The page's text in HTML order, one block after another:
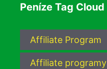
Peníze Tag Cloud
Affiliate Program
Affiliate programy